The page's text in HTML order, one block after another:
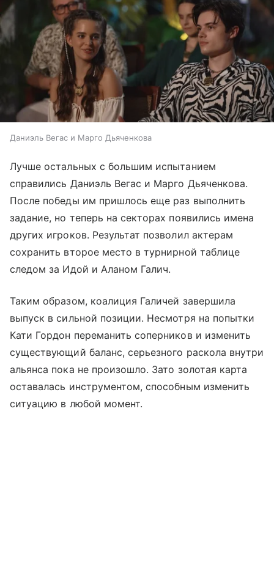
Даниэль Вегас и Марго Дьяченкова
Лучше остальных с большим испытанием
справились Даниэль Вегас и Марго Дьяченкова.
После победы им пришлось еще раз выполнить
задание, но теперь на секторах появились имена
других игроков. Результат позволил актерам
сохранить второе место в турнирной таблице
следом за Идой и Аланом Галич.
Таким образом, коалиция Галичей завершила
выпуск в сильной позиции. Несмотря на попытки
Кати Гордон переманить соперников и изменить
существующий баланс, серьезного раскола внутри
альянса пока не произошло. Зато золотая карта
оставалась инструментом, способным изменить
ситуацию в любой момент.